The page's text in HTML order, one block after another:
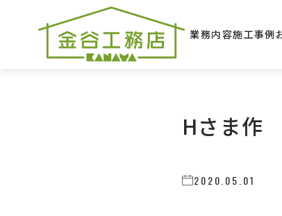
業務内容施工事例
Hさま作
2020.05.01